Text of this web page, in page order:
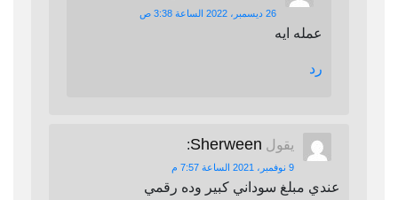
26 ديسمبر، 2022 الساعة 3:38 ص
عمله ايه
رد
يقول Sherween
:
9 نوفمبر، 2021 الساعة 7:57 م
عندي مبلغ سوداني كبير وده رقمي